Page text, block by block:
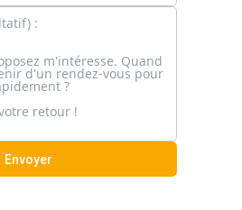
Envoyer